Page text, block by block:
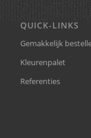
QUICK-LINKS
Gemakkelijk
Kleurenpalet
Referenties